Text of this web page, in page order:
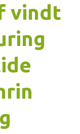
vindt